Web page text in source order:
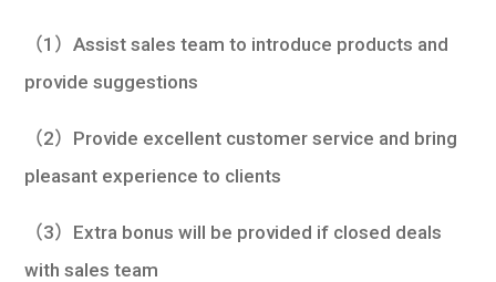
（1）Assist sales team to introduce products and
provide suggestions
（2）Provide excellent customer service and bring
pleasant experience to clients
（3）Extra bonus will be provided if closed deals
with sales team